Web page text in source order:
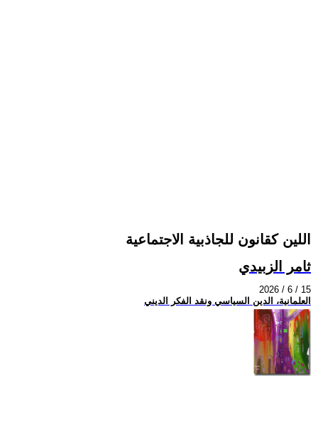
اللين كقانون للجاذبية الاجتماعية
ثامر الزبيدي
2026 / 6 / 15
العلمانية، الدين السياسي ونقد الفكر الديني